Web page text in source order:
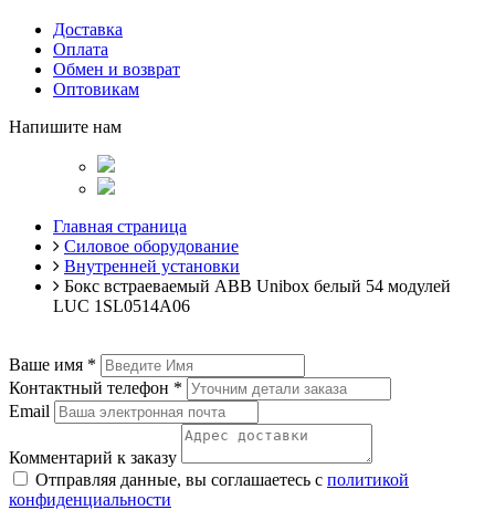
Доставка
Оплата
Обмен и возврат
Оптовикам
Напишите нам
Главная страница
Силовое оборудование
Внутренней установки
Бокс встраеваемый ABB Unibox белый 54 модулей
LUC 1SL0514A06
Ваше имя *
Контактный телефон *
Email
Комментарий к заказу
Отправляя данные, вы соглашаетесь с политикой
конфиденциальности